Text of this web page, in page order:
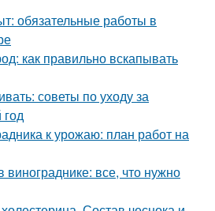
обязательные работы в
как правильно вскапывать
советы по уходу за
к урожаю: план работ на
все, что нужно